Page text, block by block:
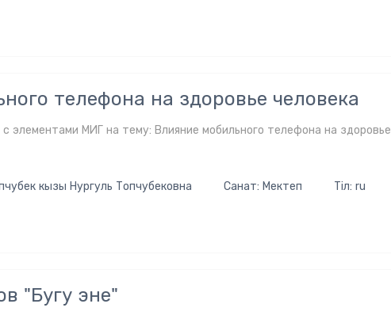
телефона на здоровье человека
с элементами МИГ на тему: Влияние мобильного телефона на здоровье
кызы Нургуль Топчубековна Санат: Мектеп
Тіл: ru
"Бугу эне"